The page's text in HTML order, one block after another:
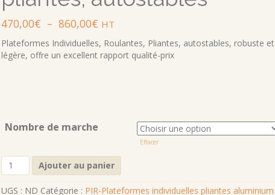
470,00€ – 860,00€ Plage
de
prix :
HT
Plateformes Individuelles, Roulantes, Pliantes, autostables, robuste et
légère, offre un excellent rapport qualité-prix
Nombre de marche
Effacer
quantité
de
PIRL
Ajouter au panier
UGS : ND Catégorie : PIR-Plateformes individuelles pliantes aluminium